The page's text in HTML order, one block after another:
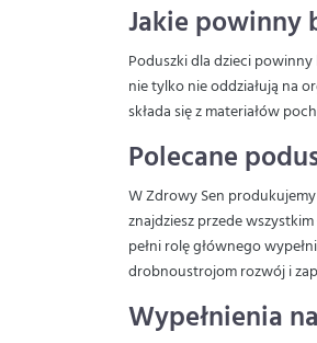
Jakie powinny
Poduszki dla dzieci
nie tylko nie oddziałują na
składa się z materiałów
Polecane
W Zdrowy Sen
znajdziesz przede
pełni rolę głównego
drobnoustrojom rozwój i
Wypełnienia